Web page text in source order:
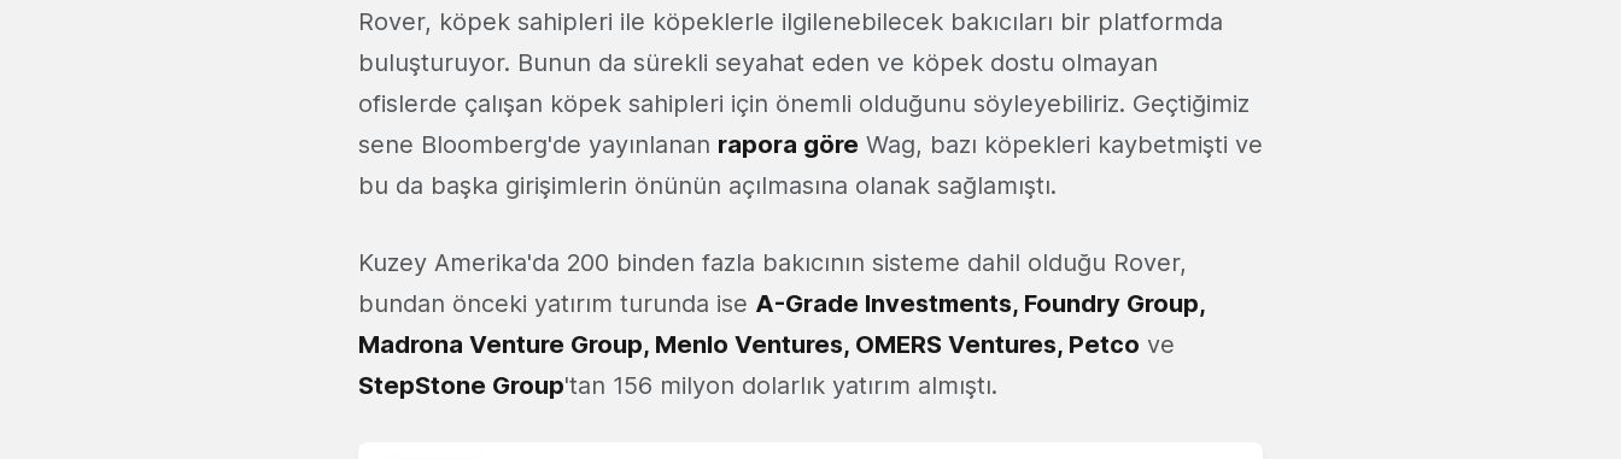
Rover, köpek sahipleri ile köpeklerle ilgilenebilecek bakıcıları bir platformda
buluşturuyor. Bunun da sürekli seyahat eden ve köpek dostu olmayan
ofislerde çalışan köpek sahipleri için önemli olduğunu söyleyebiliriz. Geçtiğimiz
sene Bloomberg'de yayınlanan rapora göre Wag, bazı köpekleri kaybetmişti ve
bu da başka girişimlerin önünün açılmasına olanak sağlamıştı.
Kuzey Amerika'da 200 binden fazla bakıcının sisteme dahil olduğu Rover,
bundan önceki yatırım turunda ise A-Grade Investments, Foundry Group,
Madrona Venture Group, Menlo Ventures, OMERS Ventures, Petco ve
StepStone Group'tan 156 milyon dolarlık yatırım almıştı.